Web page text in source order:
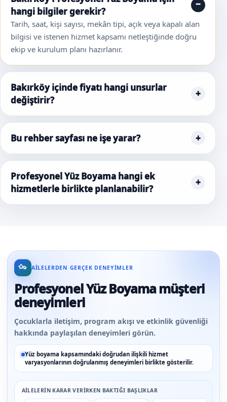
hangi bilgiler gerekir?
Tarih, saat, kişi sayısı, mekân tipi, açık veya kapalı alan
bilgisi ve istenen hizmet kapsamı netleştiğinde doğru
ekip ve kurulum planı hazırlanır.
Bakırköy içinde fiyatı hangi unsurlar
değiştirir?
Bu rehber sayfası ne işe yarar?
Profesyonel Yüz Boyama hangi ek
hizmetlerle birlikte planlanabilir?
AILELERDEN GERÇEK DENEYIMLER
Profesyonel Yüz Boyama müşteri
deneyimleri
Çocuklarla iletişim, program akışı ve etkinlik güvenliği
hakkında paylaşılan deneyimleri görün.
Yüz boyama kapsamındaki doğrudan ilişkili hizmet
varyasyonlarının doğrulanmış deneyimleri birlikte gösterilir.
AILELERIN KARAR VERIRKEN BAKTIĞI BAŞLIKLAR